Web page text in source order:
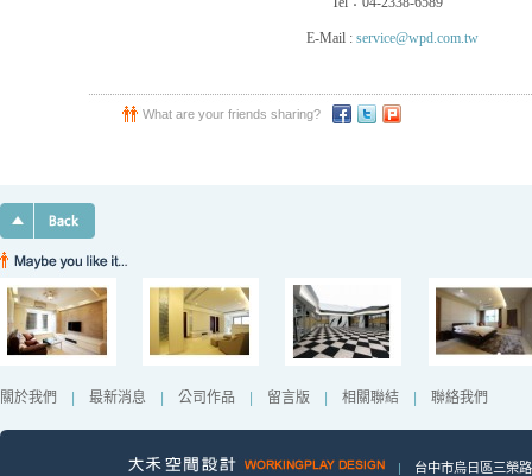
E-Mail : service@wpd.com.tw
What are your friends sharing?
關於我們 最新消息 公司作品 留言版 相關聯結 聯絡我們
| 台中市烏日區三榮